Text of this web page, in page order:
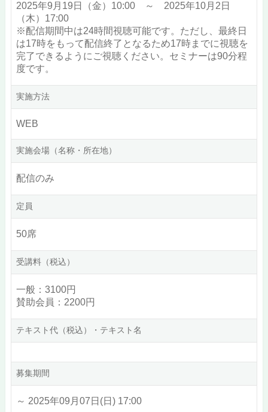
2025年9月19日（金）10:00 ～ 2025年10月2日
（木）17:00
※配信期間中は24時間視聴可能です。ただし、最終日
は17時をもって配信終了となるため17時までに視聴を
完了できるようにご視聴ください。セミナーは90分程
度です。
実施方法
WEB
実施会場（名称・所在地）
配信のみ
定員
50席
受講料（税込）
一般：3100円
賛助会員：2200円
テキスト代（税込）・テキスト名
募集期間
～ 2025年09月07日(日) 17:00